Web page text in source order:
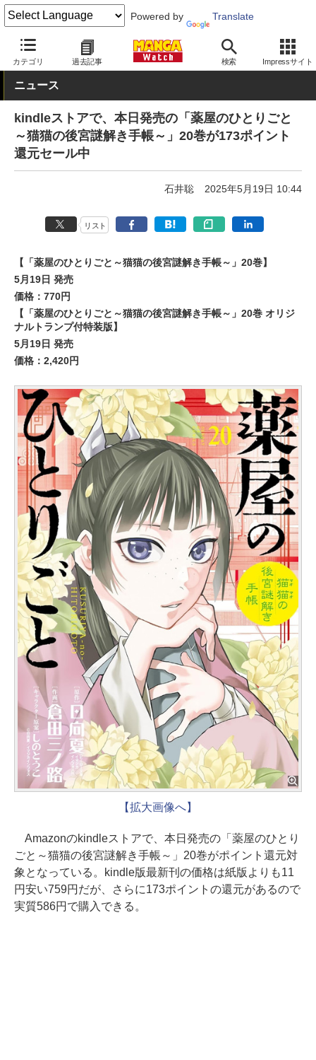
Powered by Translate
カテゴリ 過去記事 検索 Impressサイト
MANGA Watch 青年 薬屋のひとりごと
ニュース
kindleストアで、本日発売の「薬屋のひとりごと
～猫猫の後宮謎解き手帳～」20巻が173ポイント
還元セール中
石井聡 2025年5月19日 10:44
リスト
【「薬屋のひとりごと～猫猫の後宮謎解き手帳～」20巻】
5月19日 発売
価格：770円
【「薬屋のひとりごと～猫猫の後宮謎解き手帳～」20巻 オリジ
ナルトランプ付特装版】
5月19日 発売
価格：2,420円
【拡大画像へ】
Amazonのkindleストアで、本日発売の「薬屋のひとり
ごと～猫猫の後宮謎解き手帳～」20巻がポイント還元対
象となっている。kindle版最新刊の価格は紙版よりも11
円安い759円だが、さらに173ポイントの還元があるので
実質586円で購入できる。